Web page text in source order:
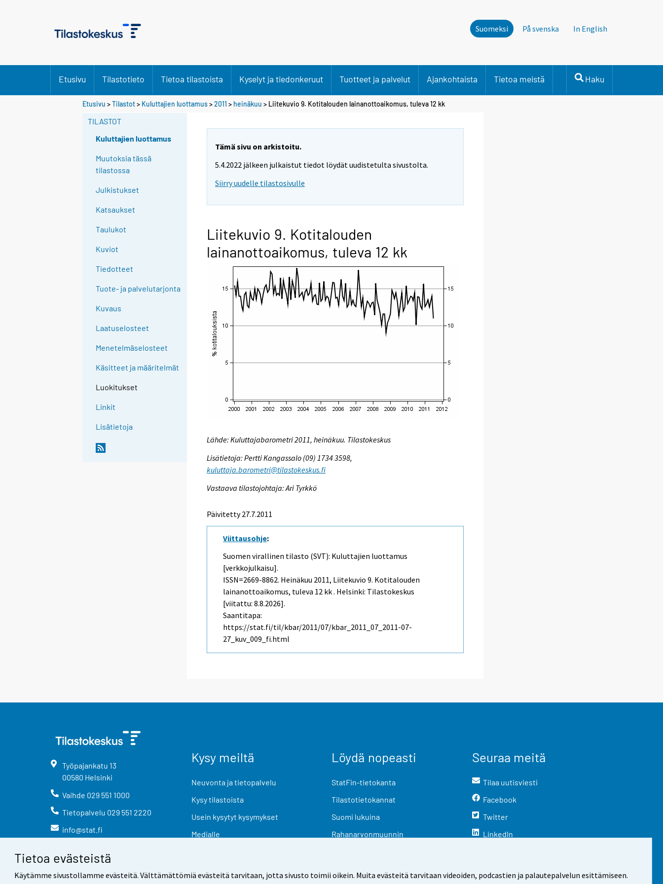
Tietoa evästeistä
Käytämme sivustollamme evästeitä. Välttämättömiä evästeitä tarvitaan, jotta sivusto toimii oikein. Muita evästeitä tarvitaan videoiden, podcastien ja palautepalvelun esittämiseen.
Suomeksi På svenska In English
Etusivu Tilastotieto Tietoa tilastoista Kyselyt ja tiedonkeruut Tuotteet ja palvelut Ajankohtaista Tietoa meistä Haku
Etusivu >Tilastot> Kuluttajien luottamus>2011 > heinäkuu > Liitekuvio 9. Kotitalouden lainanottoaikomus, tuleva 12 kk
TILASTOT
Kuluttajien luottamus
Muutoksia tässä
tilastossa
Julkistukset
Katsaukset
Taulukot
Kuviot
Tiedotteet
Tuote- ja palvelutarjonta
Kuvaus
Laatuselosteet
Menetelmäselosteet
Käsitteet ja määritelmät
Luokitukset
Linkit
Lisätietoja
Tämä sivu on arkistoitu.
5.4.2022 jälkeen julkaistut tiedot löydät uudistetulta sivustolta.
Siirry uudelle tilastosivulle
Liitekuvio 9. Kotitalouden
lainanottoaikomus, tuleva 12 kk
Lähde: Kuluttajabarometri 2011, heinäkuu. Tilastokeskus
Lisätietoja: Pertti Kangassalo (09) 1734 3598,
kuluttaja.barometri@tilastokeskus.fi
Vastaava tilastojohtaja: Ari Tyrkkö
Päivitetty 27.7.2011
Viittausohje:
Suomen virallinen tilasto (SVT): Kuluttajien luottamus
[verkkojulkaisu].
ISSN=2669-8862. Heinäkuu 2011, Liitekuvio 9. Kotitalouden
lainanottoaikomus, tuleva 12 kk . Helsinki: Tilastokeskus
[viitattu: 8.8.2026].
Saantitapa:
https://stat.fi/til/kbar/2011/07/kbar_2011_07_2011-07-
27_kuv_009_fi.html
Työpajankatu 13
00580 Helsinki
Vaihde 029 551 1000
Tietopalvelu 029 551 2220
info@stat.fi
Kysy meiltä
Neuvonta ja tietopalvelu
Kysy tilastoista
Usein kysytyt kysymykset
Medialle
Löydä nopeasti
StatFin-tietokanta
Tilastotietokannat
Suomi lukuina
Rahanarvonmuunnin
Seuraa meitä
Tilaa uutisviesti
Facebook
Twitter
LinkedIn